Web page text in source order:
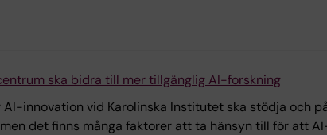
ska bidra till mer tillgänglig AI-forskning
innovation vid Karolinska Institutet ska stödja och
det finns många faktorer att ta hänsyn till för att